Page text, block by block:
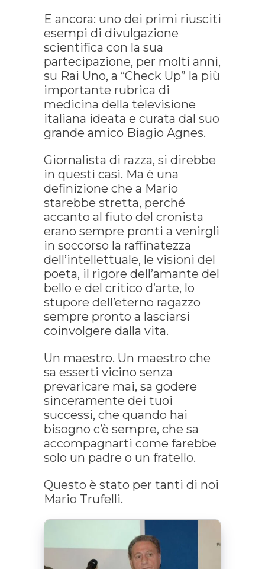
E ancora: uno dei primi riusciti
esempi di divulgazione
scientifica con la sua
partecipazione, per molti anni,
su Rai Uno, a “Check Up” la più
importante rubrica di
medicina della televisione
italiana ideata e curata dal suo
grande amico Biagio Agnes.
Giornalista di razza, si direbbe
in questi casi. Ma è una
definizione che a Mario
starebbe stretta, perché
accanto al fiuto del cronista
erano sempre pronti a venirgli
in soccorso la raffinatezza
dell’intellettuale, le visioni del
poeta, il rigore dell’amante del
bello e del critico d’arte, lo
stupore dell’eterno ragazzo
sempre pronto a lasciarsi
coinvolgere dalla vita.
Un maestro. Un maestro che
sa esserti vicino senza
prevaricare mai, sa godere
sinceramente dei tuoi
successi, che quando hai
bisogno c’è sempre, che sa
accompagnarti come farebbe
solo un padre o un fratello.
Questo è stato per tanti di noi
Mario Trufelli.